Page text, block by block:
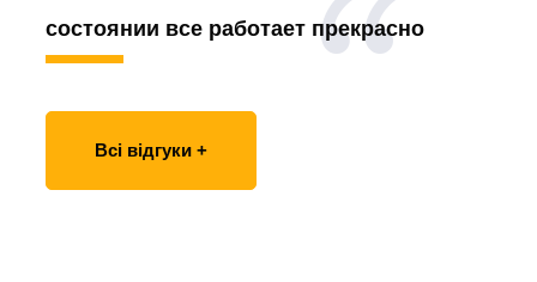
состоянии все работает прекрасно
Всі відгуки +